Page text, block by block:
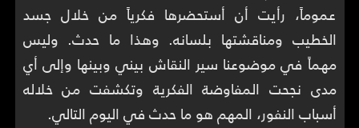
عموماً، رأيت أن أستحضرها فكرياً من خلال جسد
الخطيب ومناقشتها بلسانه. وهذا ما حدث. وليس
مهماً في موضوعنا سير النقاش بيني وبينها وإلى أي
مدى نجحت المفاوضة الفكرية وتكشفت من خلاله
أسباب النفور، المهم هو ما حدث في اليوم التالي.